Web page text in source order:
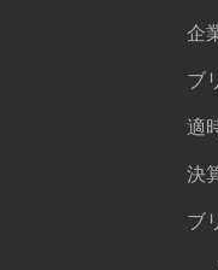
企
ブ
適
決
ブ